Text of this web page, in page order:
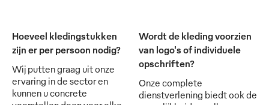
Hoeveel kledingstukken
zijn er per persoon nodig?
Wij putten graag uit onze
ervaring in de sector en
kunnen u concrete
Wordt de kleding voorzien
van logo's of individuele
opschriften?
Onze complete
dienstverlening biedt ook de